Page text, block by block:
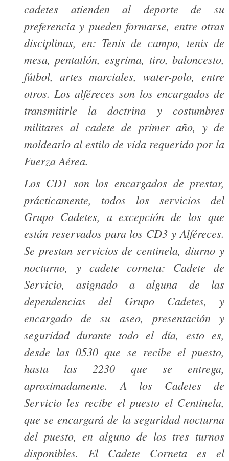
cadetes atienden al deporte de su
preferencia y pueden formarse, entre otras
disciplinas, en: Tenis de campo, tenis de
mesa, pentatlón, esgrima, tiro, baloncesto,
fútbol, artes marciales, water-polo, entre
otros. Los alféreces son los encargados de
transmitirle la doctrina y costumbres
militares al cadete de primer año, y de
moldearlo al estilo de vida requerido por la
Fuerza Aérea.
Los CD1 son los encargados de prestar,
prácticamente, todos los servicios del
Grupo Cadetes, a excepción de los que
están reservados para los CD3 y Alféreces.
Se prestan servicios de centinela, diurno y
nocturno, y cadete corneta: Cadete de
Servicio, asignado a alguna de las
dependencias del Grupo Cadetes, y
encargado de su aseo, presentación y
seguridad durante todo el día, esto es,
desde las 0530 que se recibe el puesto,
hasta las 2230 que se entrega,
aproximadamente. A los Cadetes de
Servicio les recibe el puesto el Centinela,
que se encargará de la seguridad nocturna
del puesto, en alguno de los tres turnos
disponibles. El Cadete Corneta es el